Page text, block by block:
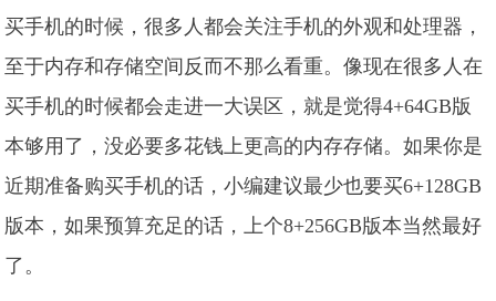
买手机的时候，很多人都会关注手机的外观和处理器，
至于内存和存储空间反而不那么看重。像现在很多人在
买手机的时候都会走进一大误区，就是觉得4+64GB版
本够用了，没必要多花钱上更高的内存存储。如果你是
近期准备购买手机的话，小编建议最少也要买6+128GB
版本，如果预算充足的话，上个8+256GB版本当然最好
了。